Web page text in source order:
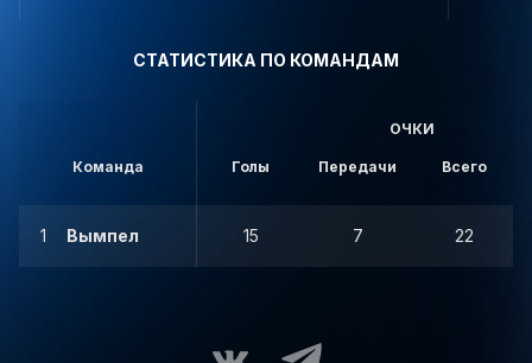
СТАТИСТИКА ПО КОМАНДАМ
Команда
ОЧКИ
Голы Передачи Всего
1 Вымпел 15 7 22